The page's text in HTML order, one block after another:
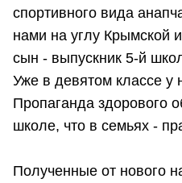
спортивного вида
нами на углу Крымской
сын - выпускник 5-й
Уже в девятом классе у
Пропаганда здорового
школе, что в семьях -
Полученные от нового